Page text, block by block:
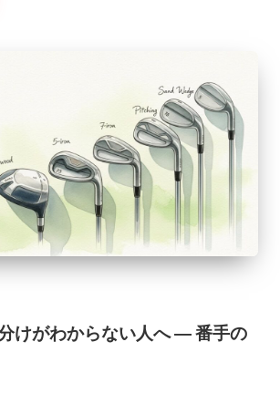
けがわからない人へ ― 番手の